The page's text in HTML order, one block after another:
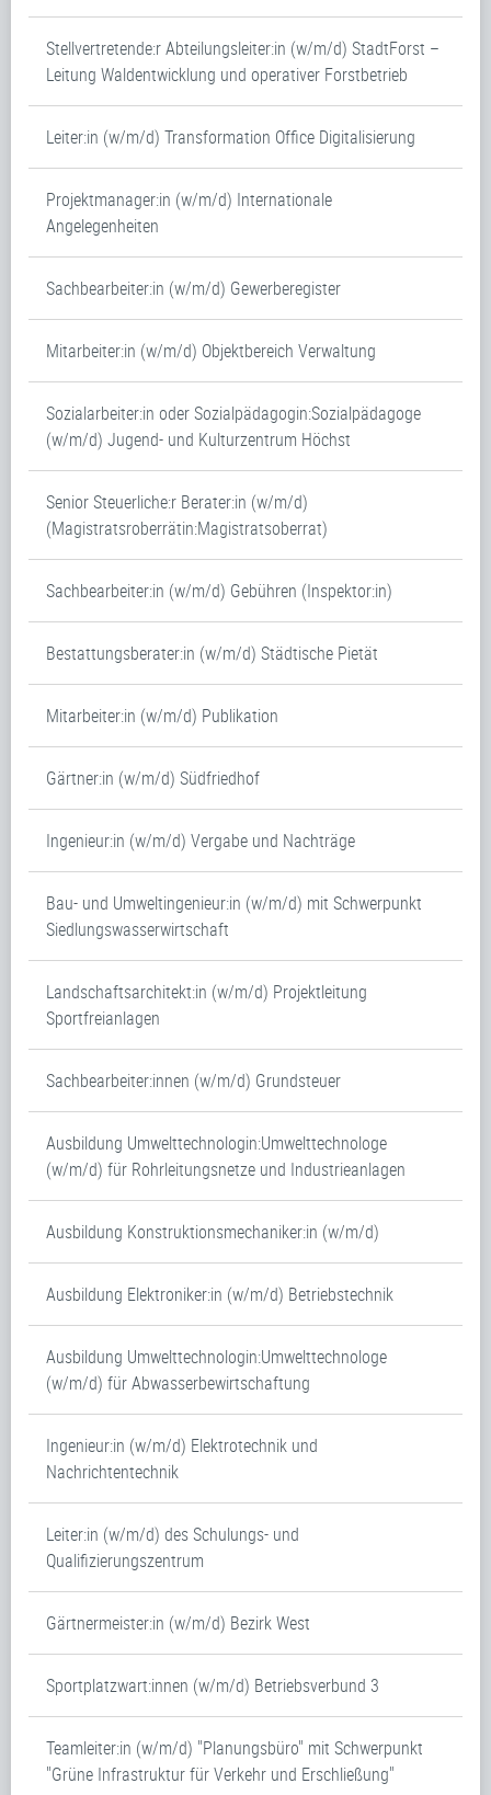
Stellvertretende:r Abteilungsleiter:in (w/m/d) StadtForst –
Leitung Waldentwicklung und operativer Forstbetrieb
Leiter:in (w/m/d) Transformation Office Digitalisierung
Projektmanager:in (w/m/d) Internationale
Angelegenheiten
Sachbearbeiter:in (w/m/d) Gewerberegister
Mitarbeiter:in (w/m/d) Objektbereich Verwaltung
Sozialarbeiter:in oder Sozialpädagogin:Sozialpädagoge
(w/m/d) Jugend- und Kulturzentrum Höchst
Senior Steuerliche:r Berater:in (w/m/d)
(Magistratsroberrätin:Magistratsoberrat)
Sachbearbeiter:in (w/m/d) Gebühren (Inspektor:in)
Bestattungsberater:in (w/m/d) Städtische Pietät
Mitarbeiter:in (w/m/d) Publikation
Gärtner:in (w/m/d) Südfriedhof
Ingenieur:in (w/m/d) Vergabe und Nachträge
Bau- und Umweltingenieur:in (w/m/d) mit Schwerpunkt
Siedlungswasserwirtschaft
Landschaftsarchitekt:in (w/m/d) Projektleitung
Sportfreianlagen
Sachbearbeiter:innen (w/m/d) Grundsteuer
Ausbildung Umwelttechnologin:Umwelttechnologe
(w/m/d) für Rohrleitungsnetze und Industrieanlagen
Ausbildung Konstruktionsmechaniker:in (w/m/d)
Ausbildung Elektroniker:in (w/m/d) Betriebstechnik
Ausbildung Umwelttechnologin:Umwelttechnologe
(w/m/d) für Abwasserbewirtschaftung
Ingenieur:in (w/m/d) Elektrotechnik und
Nachrichtentechnik
Leiter:in (w/m/d) des Schulungs- und
Qualifizierungszentrum
Gärtnermeister:in (w/m/d) Bezirk West
Sportplatzwart:innen (w/m/d) Betriebsverbund 3
Teamleiter:in (w/m/d) "Planungsbüro" mit Schwerpunkt
"Grüne Infrastruktur für Verkehr und Erschließung"